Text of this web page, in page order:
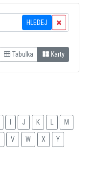
HLEDEJ
Tabulka Karty
J K M
V W X Y